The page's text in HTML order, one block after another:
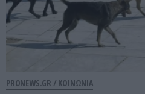
PRONEWS.GR / ΚΟΙΝΩΝΙΑ